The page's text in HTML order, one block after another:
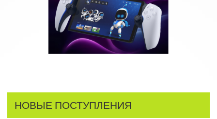
НОВЫЕ ПОСТУПЛЕНИЯ